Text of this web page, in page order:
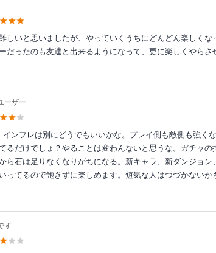
しいと思いましたが、やっていくうちにどんどん楽しくな
だったのも友達と出来るようになって、更に楽しくやらさ
ーザー
インフレは別にどうでもいいかな。プレイ側も敵側も強く
るだけでしょ？やることは変わんないと思うな。ガチャ
ら石は足りなくなりがちになる。新キャラ、新ダンジョ
ってるので飽きずに楽しめます。短気な人はつづかないか
す